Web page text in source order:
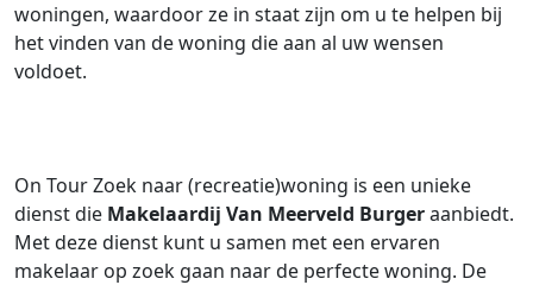
woningen, waardoor ze in staat zijn om u te helpen bij
het vinden van de woning die aan al uw wensen
voldoet.
On Tour Zoek naar (recreatie)woning is een unieke
dienst die Makelaardij Van Meerveld Burgeraanbiedt.
Met deze dienst kunt u samen met een ervaren
makelaar op zoek gaan naar de perfecte woning. De